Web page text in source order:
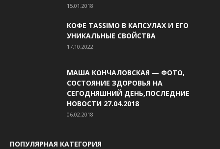
15.01.2018
КОФЕ TASSIMO В КАПСУЛАХ И ЕГО
УНИКАЛЬНЫЕ СВОЙСТВА
17.10.2022
МАША КОНЧАЛОВСКАЯ — ФОТО,
СОСТОЯНИЕ ЗДОРОВЬЯ НА
СЕГОДНЯШНИЙ ДЕНЬ,ПОСЛЕДНИЕ
НОВОСТИ 27.04.2018
06.02.2018
ПОПУЛЯРНАЯ КАТЕГОРИЯ